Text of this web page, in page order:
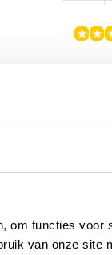
om functies voor
van onze site